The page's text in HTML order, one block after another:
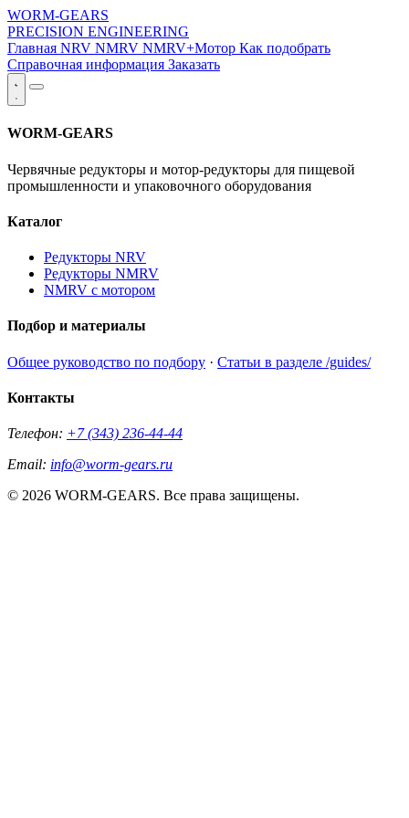
WORM-GEARS
PRECISION ENGINEERING
Главная NRV NMRV NMRV+Мотор Как подобрать
Справочная информация Заказать
WORM-GEARS
Червячные редукторы и мотор-редукторы для пищевой
промышленности и упаковочного оборудования
Каталог
Редукторы NRV
Редукторы NMRV
NMRV с мотором
Подбор и материалы
Общее руководство по подбору · Статьи в разделе /guides/
Контакты
Телефон: +7 (343) 236-44-44
Email: info@worm-gears.ru
© 2026 WORM-GEARS. Все права защищены.